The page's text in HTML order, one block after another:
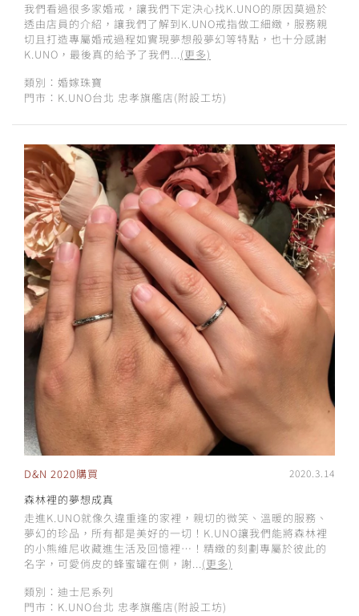
我們看過很多家婚戒，讓我們下定決心找K.UNO的原因莫過於
透由店員的介紹，讓我們了解到K.UNO戒指做工細緻，服務親
切且打造專屬婚戒過程如實現夢想般夢幻等特點，也十分感謝
K.UNO，最後真的給予了我們...(更多)
類別：婚嫁珠寶
門市：K.UNO台北 忠孝旗艦店(附設工坊)
D&N 2020購買 2020.3.14
森林裡的夢想成真
走進K.UNO就像久違重逢的家裡，親切的微笑、溫暖的服務、
夢幻的珍品，所有都是美好的一切！K.UNO讓我們能將森林裡
的小熊維尼收藏進生活及回憶裡⋯！精緻的刻劃專屬於彼此的
名字，可愛俏皮的蜂蜜罐在側，謝...(更多)
類別：迪士尼系列
門市：K.UNO台北 忠孝旗艦店(附設工坊)